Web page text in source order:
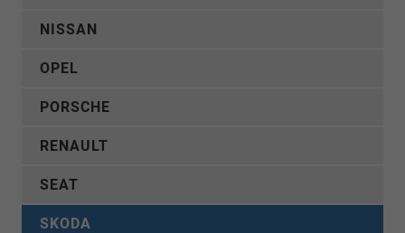
NISSAN
OPEL
PORSCHE
RENAULT
SEAT
SKODA